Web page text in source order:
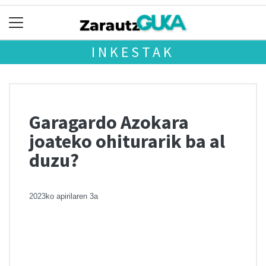
INKESTAK
Garagardo Azokara
joateko ohiturarik ba al
duzu?
2023ko apirilaren 3a